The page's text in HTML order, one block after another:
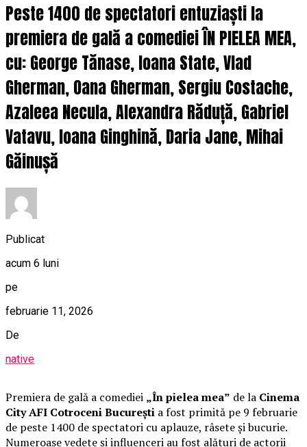
Peste 1400 de spectatori entuziaști la
premiera de gală a comediei ÎN PIELEA MEA,
cu: George Tănase, Ioana State, Vlad
Gherman, Oana Gherman, Sergiu Costache,
Azaleea Necula, Alexandra Răduță, Gabriel
Vatavu, Ioana Ginghină, Daria Jane, Mihai
Găinușă
Publicat
acum 6 luni
pe
februarie 11, 2026
De
native
Premiera de gală a comediei „În pielea mea” de la Cinema
City AFI Cotroceni București a fost primită pe 9 februarie
de peste 1400 de spectatori cu aplauze, râsete și bucurie.
Numeroase vedete și influenceri au fost alături de actorii